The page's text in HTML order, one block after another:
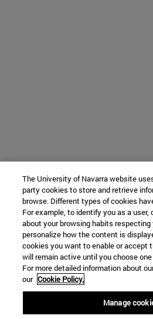
The University of Navarra website
party cookies to store and retrieve
browse. Different types of cookies
For example, to identify you as a
about your browsing habits respecting
personalize how the content is
cookies you want to enable or accept
will remain active until you choose
For more detailed information about
our Cookie Policy.
Manage